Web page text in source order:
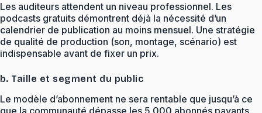
Les auditeurs attendent un niveau professionnel. Les
podcasts gratuits démontrent déjà la nécessité d’un
calendrier de publication au moins mensuel. Une stratégie
de qualité de production (son, montage, scénario) est
indispensable avant de fixer un prix.
b. Taille et segment du public
Le modèle d’abonnement ne sera rentable que jusqu’à ce